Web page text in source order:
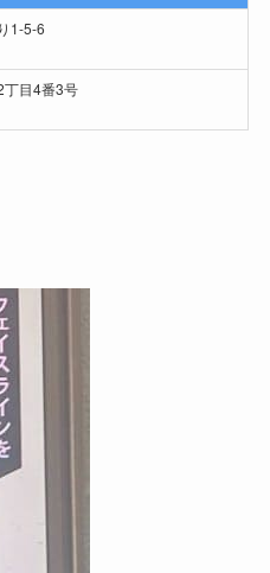
1-5-6
丁目4番3号